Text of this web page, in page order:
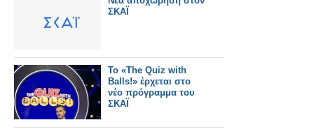
ΣΚΑΪ
Το «The Quiz with
Balls!» έρχεται στο
νέο πρόγραμμα του
ΣΚΑΪ